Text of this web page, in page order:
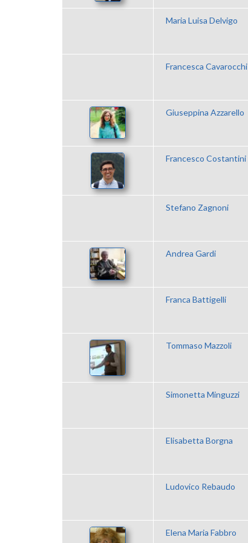
Maria Luisa Delvigo
Francesca Cavarocchi
Giuseppina Azzarello
Francesco Costantini
Stefano Zagnoni
Andrea Gardi
Franca Battigelli
Tommaso Mazzoli
Simonetta Minguzzi
Elisabetta Borgna
Ludovico Rebaudo
Elena Maria Fabbro